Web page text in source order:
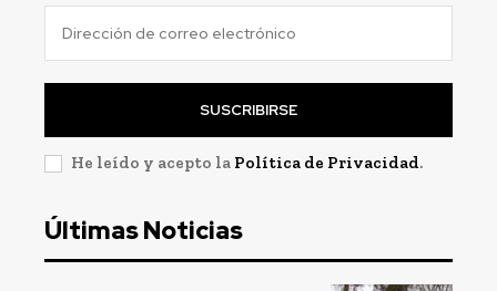
SUSCRIBIRSE
He leído y acepto la Política de Privacidad.
Últimas Noticias